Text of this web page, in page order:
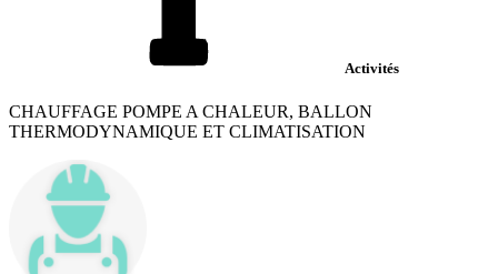
Activités
CHAUFFAGE POMPE A CHALEUR, BALLON
THERMODYNAMIQUE ET CLIMATISATION